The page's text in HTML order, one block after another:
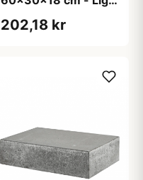
202,18 kr